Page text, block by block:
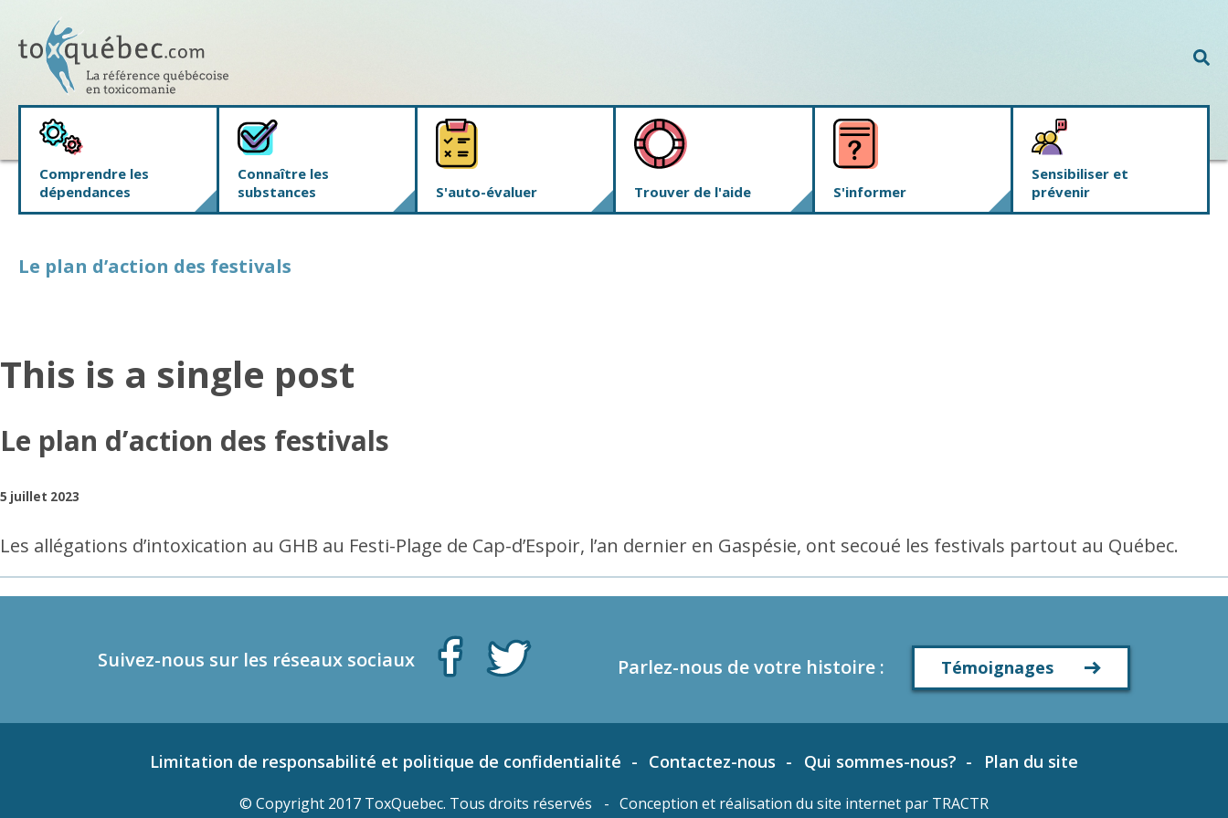
Comprendre les
dépendances
Connaître les
substances
S'auto-évaluer Trouver de l'aide S'informer
Sensibiliser et
prévenir
Le plan d’action des festivals
This is a single post
Le plan d’action des festivals
5 juillet 2023
Les allégations d’intoxication au GHB au Festi-Plage de Cap-d’Espoir, l’an dernier en Gaspésie, ont secoué les festivals partout au Québec.
Suivez-nous sur les réseaux sociaux Parlez-nous de votre histoire : Témoignages
Limitation de responsabilité et politique de confidentialité Contactez-nous Qui sommes-nous? Plan du site
© Copyright 2017 ToxQuebec. Tous droits réservés Conception et réalisation du site internet par TRACTR